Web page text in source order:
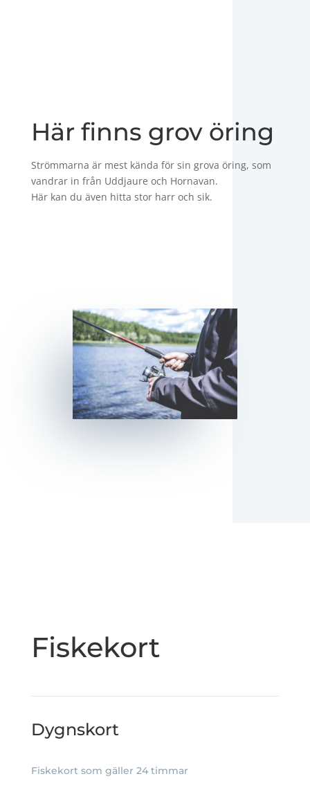
Här finns grov öring
Strömmarna är mest kända för sin grova öring, som
vandrar in från Uddjaure och Hornavan.
Här kan du även hitta stor harr och sik.
Fiskekort
Dygnskort
Fiskekort som gäller 24 timmar